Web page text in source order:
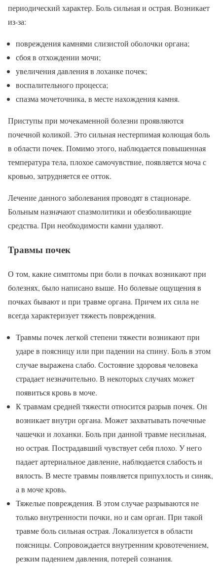
периодический характер. Боль сильная и острая. Возникает
из-за:
повреждения камнями слизистой оболочки органа;
сбоя в отхождении мочи;
увеличения давления в лоханке почек;
воспалительного процесса;
спазма мочеточника, в месте нахождения камня.
Приступы при мочекаменной болезни проявляются
почечной коликой. Это сильная нестерпимая колющая боль
в области почек. Помимо этого, наблюдается повышенная
температура тела, плохое самочувствие, появляется моча с
кровью, затрудняется ее отток.
Лечение данного заболевания проводят в стационаре.
Больным назначают спазмолитики и обезболивающие
средства. При необходимости камни удаляют.
Травмы почек
О том, какие симптомы при боли в почках возникают при
болезнях, было написано выше. Но болевые ощущения в
почках бывают и при травме органа. Причем их сила не
всегда характеризует тяжесть повреждения.
Травмы почек легкой степени тяжести возникают при
ударе в поясницу или при падении на спину. Боль в этом
случае выражена слабо. Состояние здоровья человека
страдает незначительно. В некоторых случаях может
появиться кровь в моче.
К травмам средней тяжести относится разрыв почек. Он
возникает внутри органа. Может захватывать почечные
чашечки и лоханки. Боль при данной травме несильная,
но острая. Пострадавший чувствует себя плохо. У него
падает артериальное давление, наблюдается слабость и
вялость. В месте травмы появляется припухлость и синяк,
а в моче кровь.
Тяжелые повреждения. В этом случае разрываются не
только внутренности почки, но и сам орган. При такой
травме боль сильная острая. Локализуется в области
поясницы. Сопровождается внутренним кровотечением,
резким падением давления, потерей сознания.